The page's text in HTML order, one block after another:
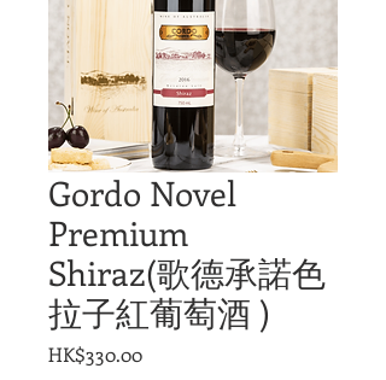
Gordo Novel
Premium
Shiraz(歌德承諾色
拉子紅葡萄酒 )
HK$330.00價